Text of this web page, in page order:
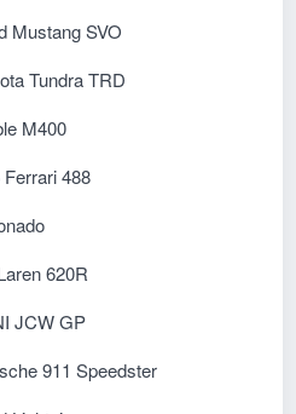
Mustang SVO
Tundra TRD
M400
488
620R
JCW GP
911 Speedster